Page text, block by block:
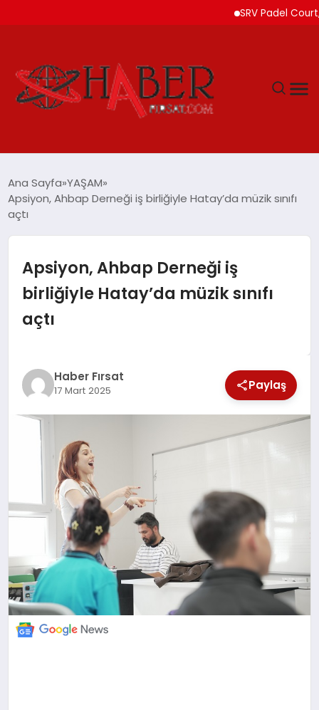
SRV Padel Court,
SPOR
TEKNOLOJİ
SAĞLIK
MAGAZİN
EĞİTİM
Ana Sayfa YAŞAM
Apsiyon, Ahbap Derneği iş birliğiyle Hatay’da müzik sınıfı
açtı
Apsiyon, Ahbap Derneği iş
birliğiyle Hatay’da müzik sınıfı
açtı
Haber Fırsat
17 Mart 2025 Paylaş